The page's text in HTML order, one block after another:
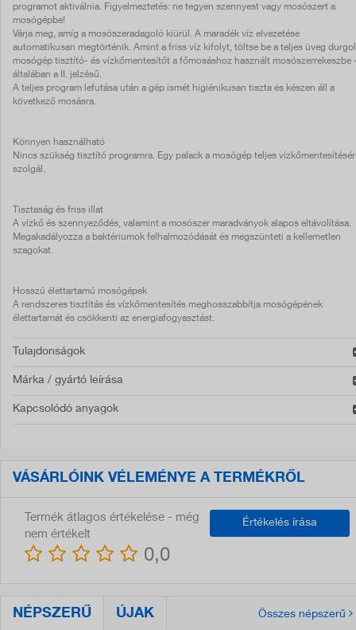
programot aktiválnia. Figyelmeztetés: ne tegyen szennyest vagy mosószert a
mosógépbe!
Várja meg, amíg a mosószeradagoló kiürül. A maradék víz elvezetése
automatikusan megtörténik. Amint a friss víz kifolyt, töltse be a teljes üveg durgol
mosógép tisztító- és vízkőmentesítőt a főmosáshoz használt mosószerrekeszbe
általában a II. jelzésű.
A teljes program lefutása után a gép ismét higiénikusan tiszta és készen áll a
következő mosásra.
Könnyen használható
Nincs szükség tisztító programra. Egy palack a mosógép teljes
szolgál.
Tisztaság és friss illat
A vízkő és szennyeződés, valamint a mosószer maradványok alapos eltávolítása.
Megakadályozza a baktériumok felhalmozódását és megszünteti a kellemetlen
szagokat.
Hosszú élettartamú mosógépek
A rendszeres tisztítás és vízkőmentesítés meghosszabbítja mosógépének
élettartamát és csökkenti az energiafogyasztást.
Tulajdonságok
Márka / gyártó leírása
Kapcsolódó anyagok
VÁSÁRLÓINK VÉLEMÉNYE A TERMÉKRŐL
Értékelés írása
Termék átlagos értékelése - még
nem értékelt
0,0
NÉPSZERŰ ÚJAK Összes népszerű